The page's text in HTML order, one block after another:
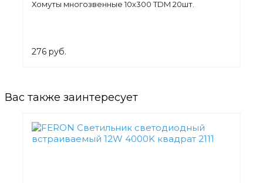
Хомуты многозвенные 10х300 TDM 20шт.
276 руб.
Вас также заинтересует